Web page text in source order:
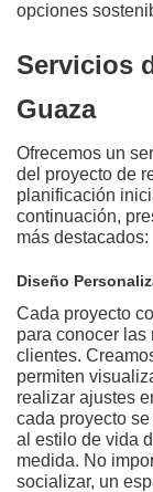
opciones
Servicios
Guaza
Ofrecemos un
del proyecto de
planificación
continuación,
más destacados:
Diseño
Cada proyecto
para conocer las
clientes.
permiten
realizar ajustes
cada proyecto
al estilo de vida
medida. No
socializar, un